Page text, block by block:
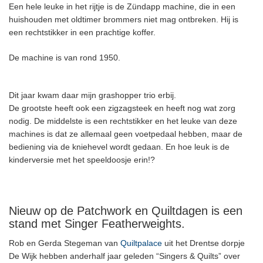
Een hele leuke in het rijtje is de Zündapp machine, die in een
huishouden met oldtimer brommers niet mag ontbreken. Hij is
een rechtstikker in een prachtige koffer.
De machine is van rond 1950.
Dit jaar kwam daar mijn grashopper trio erbij.
De grootste heeft ook een zigzagsteek en heeft nog wat zorg
nodig. De middelste is een rechtstikker en het leuke van deze
machines is dat ze allemaal geen voetpedaal hebben, maar de
bediening via de kniehevel wordt gedaan. En hoe leuk is de
kinderversie met het speeldoosje erin!?
Nieuw op de Patchwork en Quiltdagen is een
stand met Singer Featherweights.
Rob en Gerda Stegeman van Quiltpalace uit het Drentse dorpje
De Wijk hebben anderhalf jaar geleden “Singers & Quilts” over